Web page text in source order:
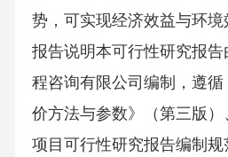
势，可实现经济效益与环境
报告说明本可行性研究报
程咨询有限公司编制，遵
价方法与参数》（第三版
项目可行性研究报告编制规